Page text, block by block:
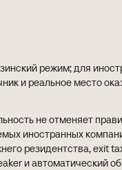
режим; для
и реальное место
не отменяет
иностранных
резидентства, exit
и автоматический